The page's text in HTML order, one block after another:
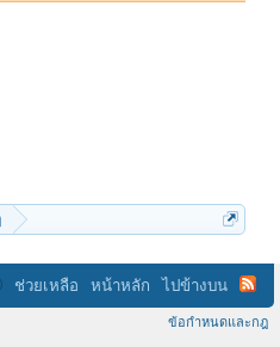
ช่วยเหลือ หน้าหลัก ไปข้างบน
ข้อกำหนดและกฎ